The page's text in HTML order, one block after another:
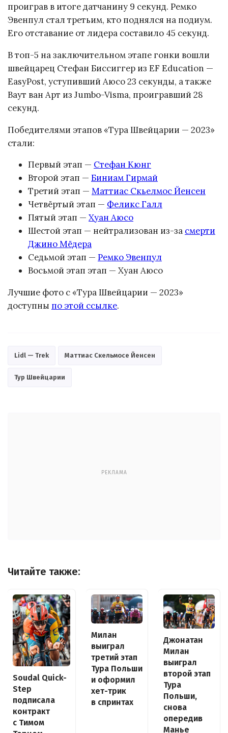
проиграв в итоге датчанину 9 секунд. Ремко
Эвенпул стал третьим, кто поднялся на подиум.
Его отставание от лидера составило 45 секунд.
В топ-5 на заключительном этапе гонки вошли
швейцарец Стефан Биссиггер из EF Education —
EasyPost, уступивший Аюсо 23 секунды, а также
Ваут ван Арт из Jumbo-Visma, проигравший 28
секунд.
Победителями этапов «Тура Швейцарии — 2023»
стали:
Первый этап — Стефан Кюнг
Второй этап — Биниам Гирмай
Третий этап — Маттиас Скьелмос Йенсен
Четвёртый этап — Феликс Галл
Пятый этап — Хуан Аюсо
Шестой этап — нейтрализован из-за смерти
Джино Мёдера
Седьмой этап — Ремко Эвенпул
Восьмой этап этап — Хуан Аюсо
Лучшие фото с «Тура Швейцарии — 2023»
доступны по этой ссылке.
Lidl — Trek Маттиас Скельмосе Йенсен
Тур Швейцарии
РЕКЛАМА
Читайте также:
Soudal Quick-
Step
подписала
контракт
с Тимом
Милан
выиграл
третий этап
Тура Польши
и оформил
хет-трик
в спринтах
Джонатан
Милан
выиграл
второй этап
Тура
Польши,
снова
опередив
Манье